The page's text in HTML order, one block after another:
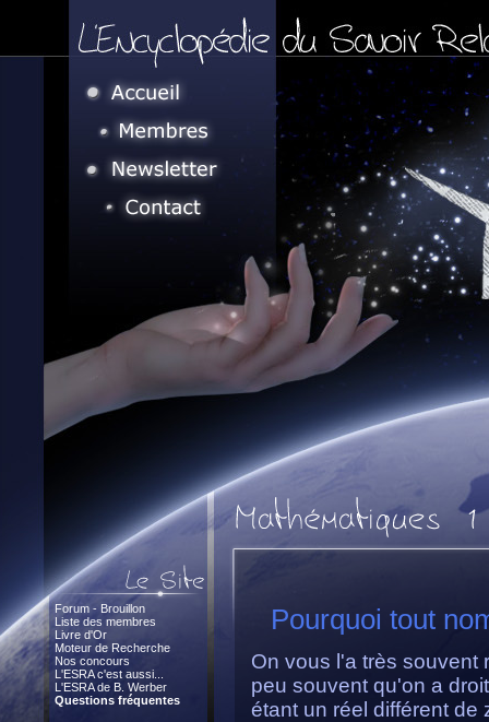
Forum - Brouillon
Liste des membres
Livre d'Or
Moteur de Recherche
Nos concours
L'ESRA c'est aussi...
L'ESRA de B. Werber
Questions fréquentes
Pourquoi tout
On vous l'a très souvent
peu souvent qu'on a
étant un réel différent de